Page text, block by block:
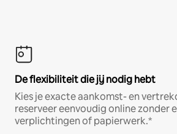
De flexibiliteit die jij nodig hebt
Kies je exacte aankomst- en
reserveer eenvoudig online zonder
verplichtingen of papierwerk.*